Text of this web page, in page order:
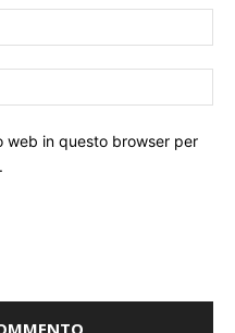
web in questo browser per